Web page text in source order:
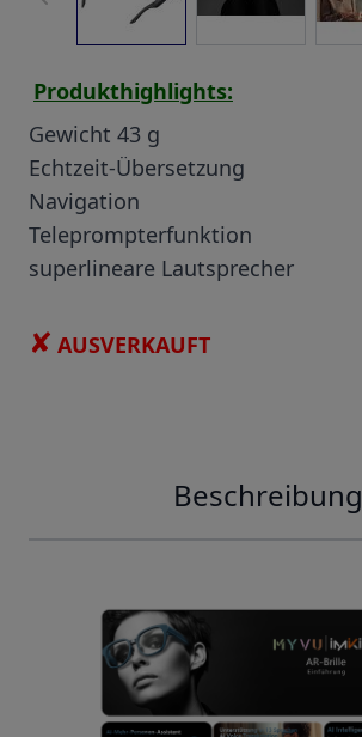
Produkthighlights:
Gewicht 43 g
Echtzeit-Übersetzung
Navigation
Teleprompterfunktion
superlineare Lautsprecher
✘ AUSVERKAUFT
Beschreibung